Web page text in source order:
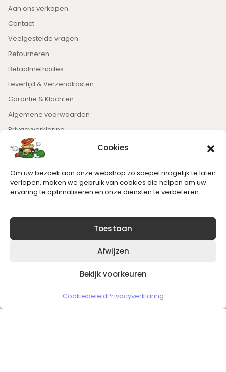
Cookies
Om uw bezoek aan onze webshop zo soepel mogelijk te laten
verlopen, maken we gebruik van cookies die helpen om uw
ervaring te optimaliseren en onze diensten te verbeteren.
Toestaan
Afwijzen
Bekijk voorkeuren
CookiebeleidPrivacyverklaring
Aan ons verkopen
Contact
Veelgestelde vragen
Retourneren
Betaalmethodes
Levertijd & Verzendkosten
Garantie & Klachten
Algemene voorwaarden
Privacyverklaring
Nieuwsbrief
Blijft op de hoogte van het laatste nieuws.